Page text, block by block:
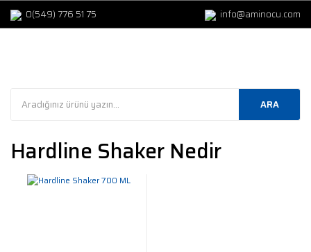
0(549) 776 51 75 info@aminocu.com
ARA
Hardline Shaker Nedir